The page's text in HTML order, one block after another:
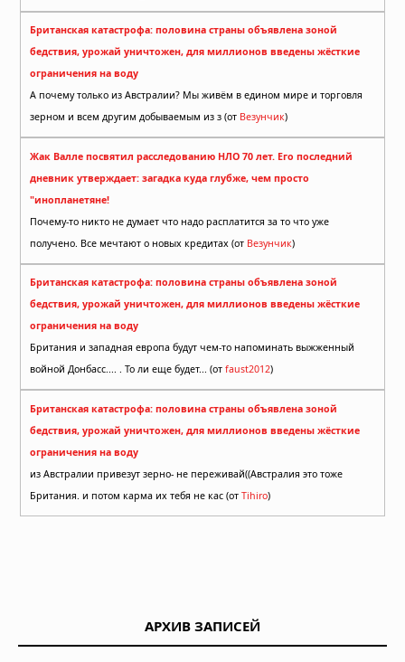
Британская катастрофа: половина страны объявлена зоной
бедствия, урожай уничтожен, для миллионов введены жёсткие
ограничения на воду
А почему только из Австралии? Мы живём в едином мире и торговля
зерном и всем другим добываемым из з (от Везунчик)
Жак Валле посвятил расследованию НЛО 70 лет. Его последний
дневник утверждает: загадка куда глубже, чем просто
"инопланетяне!
Почему-то никто не думает что надо расплатится за то что уже
получено. Все мечтают о новых кредитах (от Везунчик)
Британская катастрофа: половина страны объявлена зоной
бедствия, урожай уничтожен, для миллионов введены жёсткие
ограничения на воду
Британия и западная европа будут чем-то напоминать выжженный
войной Донбасс.... . То ли еще будет... (от faust2012)
Британская катастрофа: половина страны объявлена зоной
бедствия, урожай уничтожен, для миллионов введены жёсткие
ограничения на воду
из Австралии привезут зерно- не переживай((Австралия это тоже
Британия. и потом карма их тебя не кас (от Tihiro)
АРХИВ ЗАПИСЕЙ